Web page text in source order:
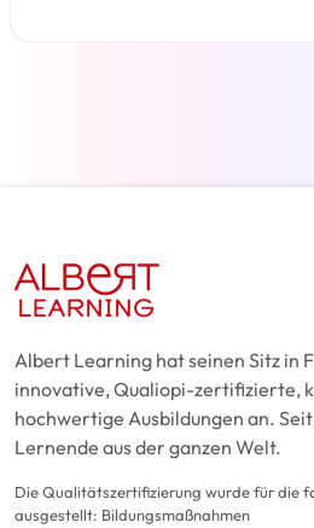
Albert Learning hat seinen Sitz in
innovative, Qualiopi-zertifizierte,
hochwertige Ausbildungen an.
Lernende aus der ganzen Welt.
Die Qualitätszertifizierung wurde für die
ausgestellt: Bildungsmaßnahmen